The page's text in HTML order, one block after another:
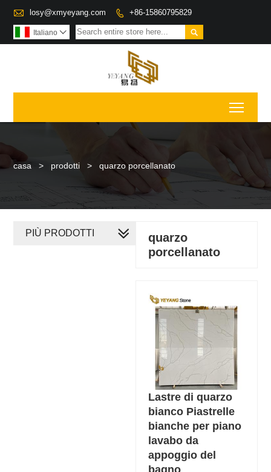
 losy@xmyeyang.com  +86-15860795829

Italiano 
casa > prodotti > quarzo porcellanato
quarzo
porcellanato
Lastre di quarzo
bianco Piastrelle
bianche per piano
lavabo da
appoggio del
bagno
PIÙ PRODOTTI